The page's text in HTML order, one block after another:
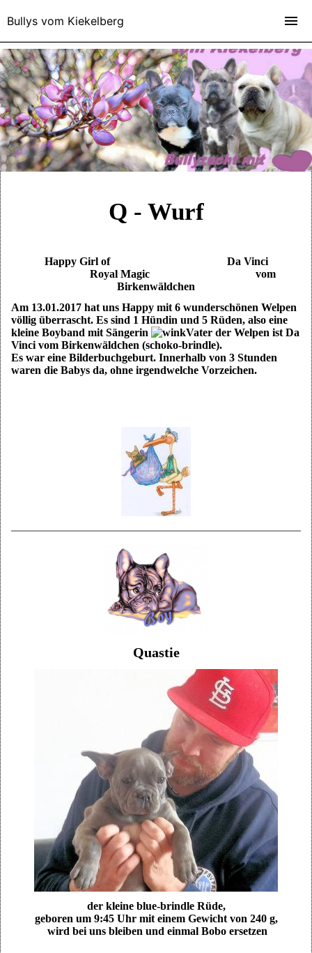
Q - Wurf
Happy Girl of Da Vinci
Royal Magic vom
Birkenwäldchen
Am 13.01.2017 hat uns Happy mit 6 wunderschönen Welpen
völlig überrascht. Es sind 1 Hündin und 5 Rüden, also eine
kleine Boyband mit Sängerin
Vater der Welpen ist Da
Vinci vom Birkenwäldchen (schoko-brindle).
Es war eine Bilderbuchgeburt. Innerhalb von 3 Stunden
waren die Babys da, ohne irgendwelche Vorzeichen.
Quastie
der kleine blue-brindle Rüde,
geboren um 9:45 Uhr mit einem Gewicht von 240 g,
wird bei uns bleiben und einmal Bobo ersetzen
Bullys vom Kiekelberg